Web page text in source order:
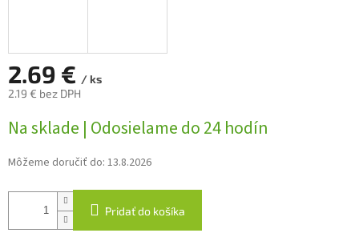
2.69 € / ks
2.19 € bez DPH
cena:
Na sklade | Odosielame do 24 hodín
Môžeme doručiť do: 13.8.2026
Pridať do košíka